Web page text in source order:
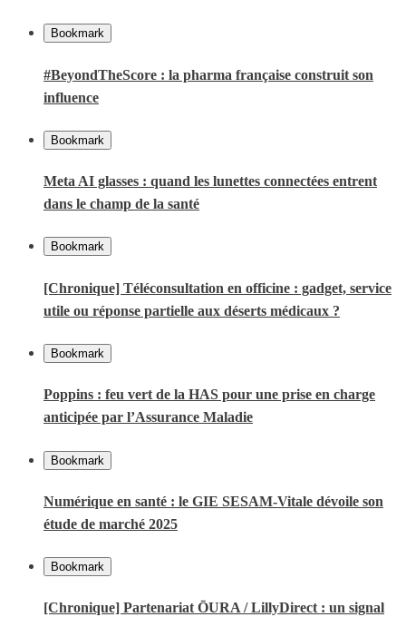
Bookmark
#BeyondTheScore : la pharma française construit son
influence
Bookmark
Meta AI glasses : quand les lunettes connectées entrent
dans le champ de la santé
Bookmark
[Chronique] Téléconsultation en officine : gadget, service
utile ou réponse partielle aux déserts médicaux ?
Bookmark
Poppins : feu vert de la HAS pour une prise en charge
anticipée par l’Assurance Maladie
Bookmark
Numérique en santé : le GIE SESAM-Vitale dévoile son
étude de marché 2025
Bookmark
[Chronique] Partenariat ŌURA / LillyDirect : un signal